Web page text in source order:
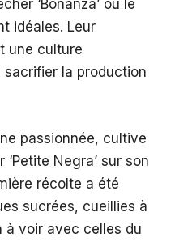
‘Bonanza’ ou le
idéales. Leur
une culture
sacrifier la production
passionnée, cultive
Negra’ sur son
récolte a été
sucrées, cueillies à
à voir avec celles du